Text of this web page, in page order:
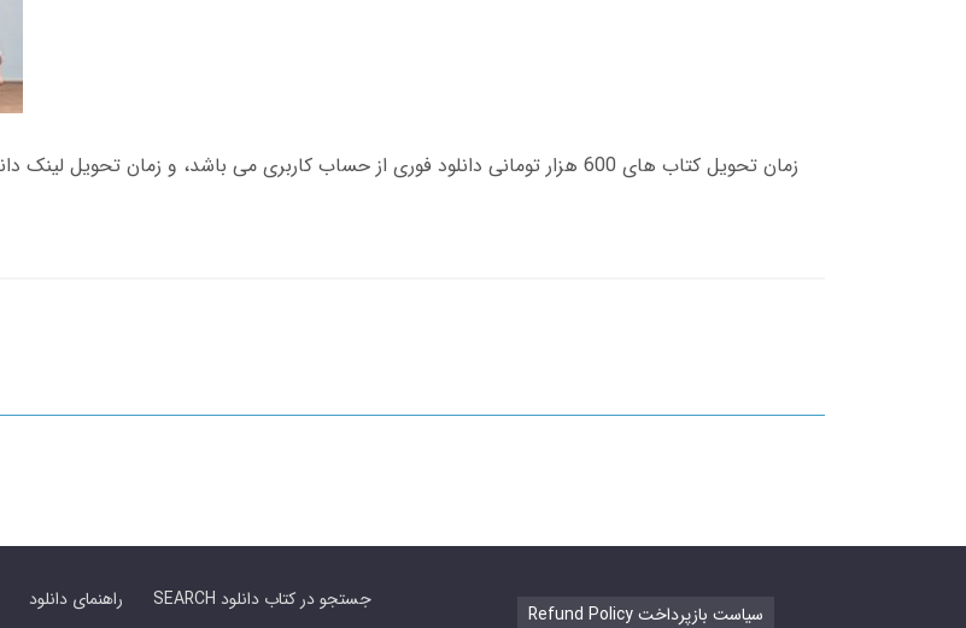
راهنمای دانلود SEARCH جستجو در کتاب دانلود
Refund Policy سیاست بازپرداخت